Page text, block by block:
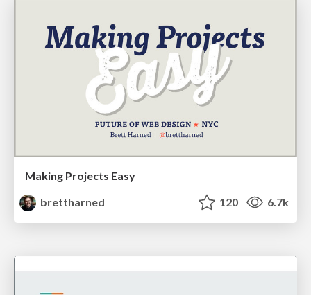
Making Projects Easy
brettharned
120 6.7k